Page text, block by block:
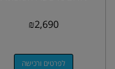
₪2,690
לפרטים ורכישה